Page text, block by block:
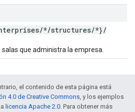
/*/structures/*}/
que administra la empresa.
el contenido de esta página está
4.0 de Creative Commons, y los ejemplos
licencia Apache 2.0. Para obtener más